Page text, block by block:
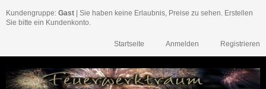
Kundengruppe: Gast | Sie haben keine Erlaubnis, Preise zu sehen. Erstellen
Sie bitte ein Kundenkonto.
Registrieren
Anmelden
Startseite